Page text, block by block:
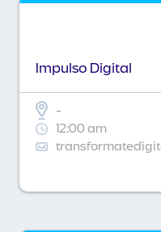
Impulso Digital
-
12:00 am